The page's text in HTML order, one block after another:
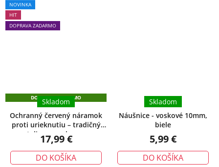
produktu
NOVINKA
HIT
DOPRAVA ZADARMO
DOPRAVA ZADARMO
Ochranný červený náramok
proti urieknutiu – tradičný
talizman ochrany
Skladom
17,99 €
DO KOŠÍKA
Náušnice - voskové 10mm,
biele
Skladom
5,99 €
DO KOŠÍKA